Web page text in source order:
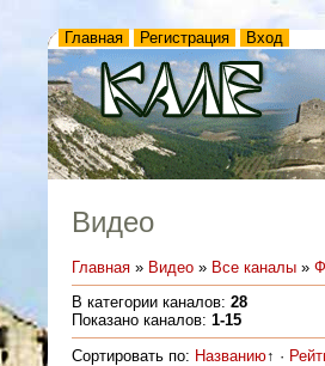
Главная Регистрация Вход
Видео
Главная » Видео » Все каналы »
В категории каналов: 28
Показано каналов: 1-15
Сортировать по: Названию↑ ·